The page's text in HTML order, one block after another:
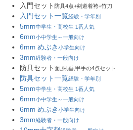
入門セット 防具4点+剣道着袴+竹刀
入門セット一覧経験・学年別
5mm中学生・高校生 1番人気
6mm小中学生～一般向け
6mm めぶき 小学生向け
3mm経験者・一般向け
防具セット 面,胴,垂,甲手の4点セット
防具セット一覧経験・学年別
5mm中学生・高校生 1番人気
6mm小中学生～一般向け
6mm めぶき 小学生向け
3mm経験者・一般向け